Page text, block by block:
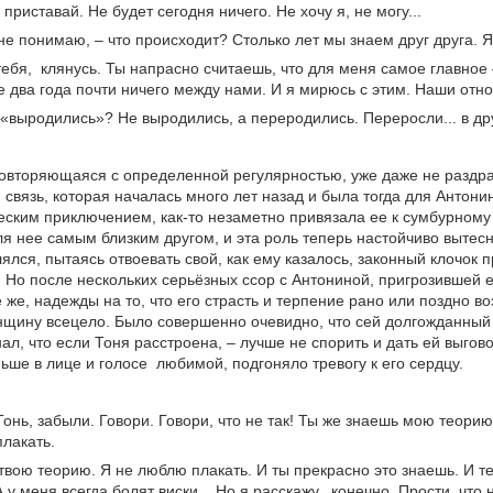
Не будет сегодня ничего. Не хочу я, не могу...
понимаю, – что происходит? Столько лет мы знаем друг друга.
клянусь. Ты напрасно считаешь, что для меня самое главное
два года почти ничего между нами. И я мирюсь с этим. Наши
Не выродились, а переродились. Переросли... в
с определенной регулярностью, уже даже не
которая началась много лет назад и была тогда для
приключением, как-то незаметно привязала ее к
нее самым близким другом, и эта роль теперь настойчиво
пытаясь отвоевать свой, как ему казалось, законный
Но после нескольких серьёзных ссор с Антониной,
же, надежды на то, что его страсть и терпение рано или поздно
всецело. Было совершенно очевидно, что сей долгожданный
что если Тоня расстроена, – лучше не спорить и дать ей
в лице и голосе любимой, подгоняло тревогу к его сердцу.
забыли. Говори. Говори, что не так! Ты же знаешь мою
теорию. Я не люблю плакать. И ты прекрасно это знаешь. И